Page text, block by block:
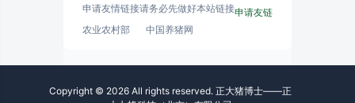
申请友情链接请务必先做好本站链接
农业农村部
中国养猪网
申请友链
Copyright © 2026 All rights reserved. 正大猪博士——正